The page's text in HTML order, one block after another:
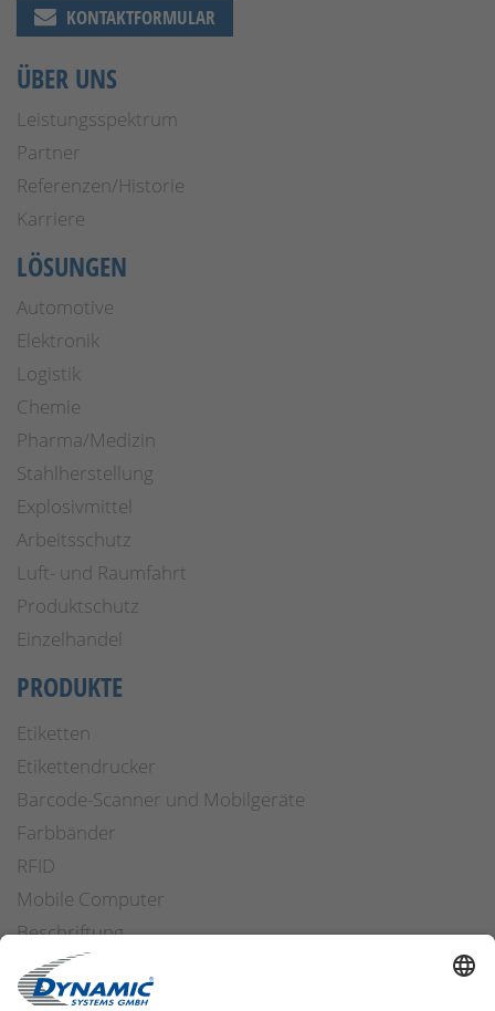
KONTAKTFORMULAR
ÜBER UNS
Leistungsspektrum
Partner
Referenzen/Historie
Karriere
LÖSUNGEN
Automotive
Elektronik
Logistik
Chemie
Pharma/Medizin
Stahlherstellung
Explosivmittel
Arbeitsschutz
Luft- und Raumfahrt
Produktschutz
Einzelhandel
PRODUKTE
Etiketten
Etikettendrucker
Barcode-Scanner und Mobilgeräte
Farbbänder
RFID
Mobile Computer
Beschriftung
Arbeitssicherheit
Applikatoren